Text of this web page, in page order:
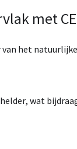
met
het
, wat